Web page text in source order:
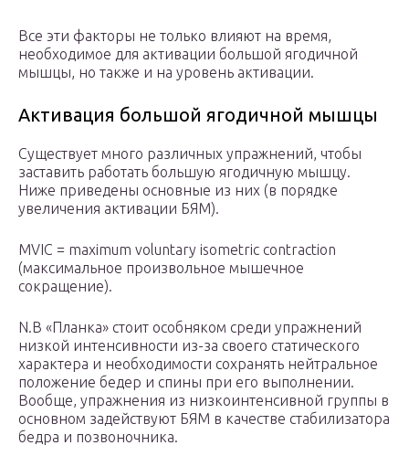
Все эти факторы не только влияют на время,
необходимое для активации большой ягодичной
мышцы, но также и на уровень активации.
Активация большой ягодичной мышцы
Существует много различных упражнений, чтобы
заставить работать большую ягодичную мышцу.
Ниже приведены основные из них (в порядке
увеличения активации БЯМ).
MVIC = maximum voluntary isometric contraction
(максимальное произвольное мышечное
сокращение).
N.B «Планка» стоит особняком среди упражнений
низкой интенсивности из-за своего статического
характера и необходимости сохранять нейтральное
положение бедер и спины при его выполнении.
Вообще, упражнения из низкоинтенсивной группы в
основном задействуют БЯМ в качестве стабилизатора
бедра и позвоночника.